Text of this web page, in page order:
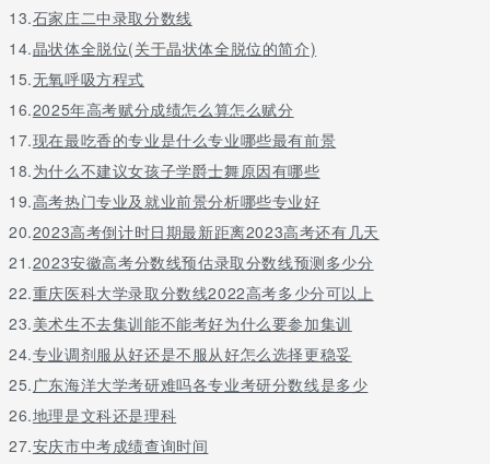
大学，始建于1949年，是中国共产党亲手创建的第一所电力工科学
校，1958年定名为吉林电力学院，1978年更名为东北电力学院。
原隶属电力部、国家电力公司，2000年起，实行“中央与地方共
建，以地方管理为主”的管理模式，2005年学校更名为东北电力大
学。2012年学校入选为国家“中西部高校基础能力建设工程”重点建
设高校。
学校坚持以人才培养、科学研究、社会服务、文化传承与创新为己
任，主动适应国家电力工业和吉林省的经济建设需求，形成了以电
力特色为主，多学科交叉融合，较为完整的学科体系。学校共有14
个学院，51个本科专业，涵盖了工、理、管、文、法、经、教育、
艺术8个学科门类。学校是博士学位授权单位，现有电气工程、动力
工程及工程热物理、控制科学与工程3个博士学位授权一级学科，2
个博士后流动站；具有硕士研究生推免权，现有14个硕士学位授权
一级学科，涵盖58个硕士学位授权二级学科，有9个硕士专业学位
授权类别；拥有吉林省特色高水平学科9个，其中一流学科4个、优
势特色学科4个、新兴交叉学科1个。学校现有全日制在校生21000
余人。
13.石家庄二中录取分数线
14.晶状体全脱位(关于晶状体全脱位的简介)
15.无氧呼吸方程式
16.2025年高考赋分成绩怎么算怎么赋分
17.现在最吃香的专业是什么专业哪些最有前景
18.为什么不建议女孩子学爵士舞原因有哪些
19.高考热门专业及就业前景分析哪些专业好
20.2023高考倒计时日期最新距离2023高考还有几天
21.2023安徽高考分数线预估录取分数线预测多少分
22.重庆医科大学录取分数线2022高考多少分可以上
23.美术生不去集训能不能考好为什么要参加集训
24.专业调剂服从好还是不服从好怎么选择更稳妥
25.广东海洋大学考研难吗各专业考研分数线是多少
26.地理是文科还是理科
27.安庆市中考成绩查询时间